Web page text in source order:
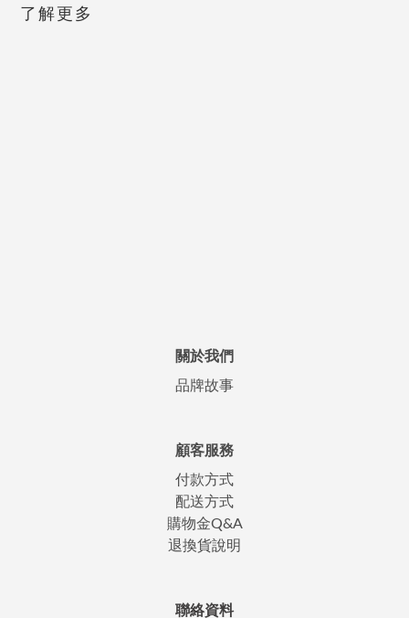
了解更多
關於我們
品牌故事
顧客服務
付款方式
配送方式
購物金Q&A
退換貨說明
聯絡資料